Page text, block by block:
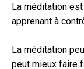
La méditation
apprenant à
La méditation
peut mieux faire